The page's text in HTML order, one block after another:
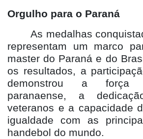
Orgulho para o Paraná
As medalhas
representam um marco
master do Paraná e do
os resultados, a
demonstrou a força
paranaense, a
veteranos e a capacidade
igualdade com as
handebol do mundo.